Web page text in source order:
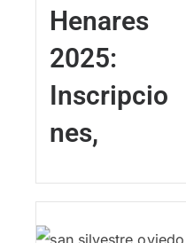
Henares
2025:
Inscripcio
nes,